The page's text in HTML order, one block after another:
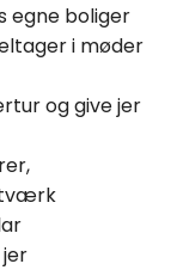
egne boliger
i møder
og give jer